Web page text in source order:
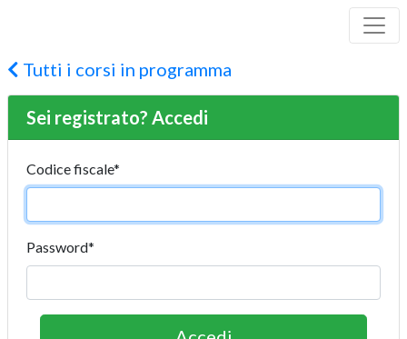
Tutti i corsi in programma
Sei registrato? Accedi
Codice fiscale*
Password*